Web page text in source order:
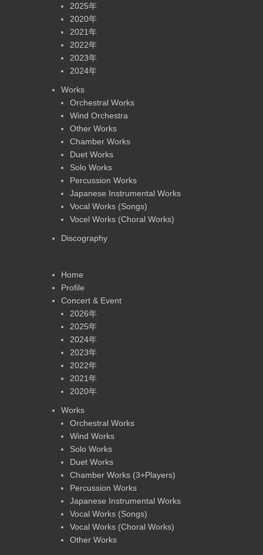
2025年
2020年
2021年
2022年
2023年
2024年
Works
Orchestral Works
Wind Orchestra
Other Works
Chamber Works
Duet Works
Solo Works
Percussion Works
Japanese Instrumental Works
Vocal Works (Songs)
Vocel Works (Choral Works)
Discography
Home
Profile
Concert & Event
2026年
2025年
2024年
2023年
2022年
2021年
2020年
Works
Orchestral Works
Wind Works
Solo Works
Duet Works
Chamber Works (3+Players)
Percussion Works
Japanese Instrumental Works
Vocal Works (Songs)
Vocal Works (Choral Works)
Other Works